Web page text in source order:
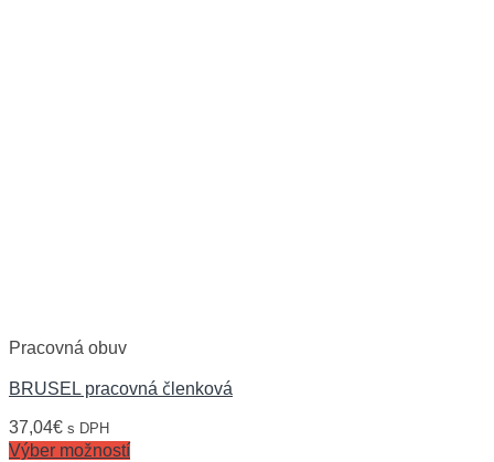
Pracovná obuv
BRUSEL pracovná členková
37,04€ s DPH
Výber možností